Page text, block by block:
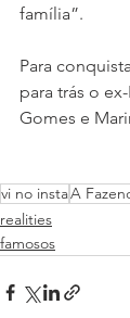
família”.
Para
para trás o
Gomes e
vi no instaA
realities
famosos